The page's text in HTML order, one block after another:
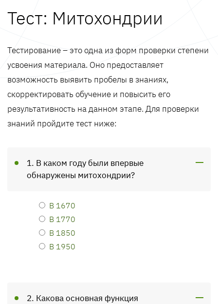
Тест: Митохондрии
Тестирование – это одна из форм проверки степени
усвоения материала. Оно предоставляет
возможность выявить пробелы в знаниях,
скорректировать обучение и повысить его
результативность на данном этапе. Для проверки
знаний пройдите тест ниже:
1. В каком году были впервые
обнаружены митохондрии?
В 1670
В 1770
В 1850
В 1950
2. Какова основная функция